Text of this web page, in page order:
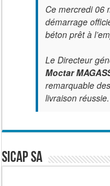
Ce mercredi 06
démarrage
béton prêt à
Le Directeur
Moctar
remarquable
livraison réussie.
SICAP SA